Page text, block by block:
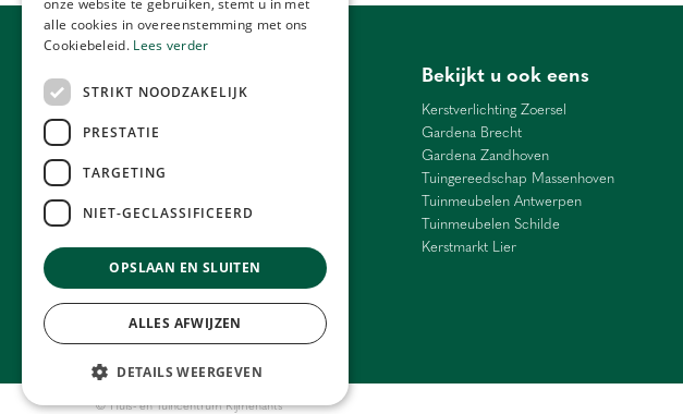
Bloemen Antwerpen
Bloemen Schilde
Cadeau Grobbendonk
Interieur Antwerpen
Kamerplanten Antwerpen
Tuincentrum Antwerpen
Bekijkt u ook eens
Kerstverlichting Zoersel
Gardena Brecht
Gardena Zandhoven
Tuingereedschap Massenhoven
Tuinmeubelen Antwerpen
Tuinmeubelen Schilde
Kerstmarkt Lier
© Huis- en Tuincentrum RijmenantsBloemenwinkel
onze website te gebruiken, stemt u in met
alle cookies in overeenstemming met ons
Cookiebeleid. Lees verder
STRIKT NOODZAKELIJK
PRESTATIE
TARGETING
NIET-GECLASSIFICEERD
OPSLAAN EN SLUITEN
ALLES AFWIJZEN
DETAILS WEERGEVEN